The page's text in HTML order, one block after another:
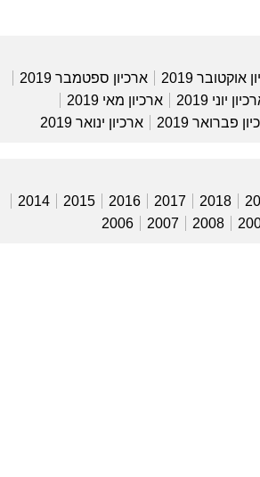
אוקטובר 2019
ארכיון ספטמבר 2019
יוני 2019
ארכיון מאי 2019
פברואר 2019 ארכיון ינואר 2019
2018
2017
2016
2015
2014
2008
2007
2006